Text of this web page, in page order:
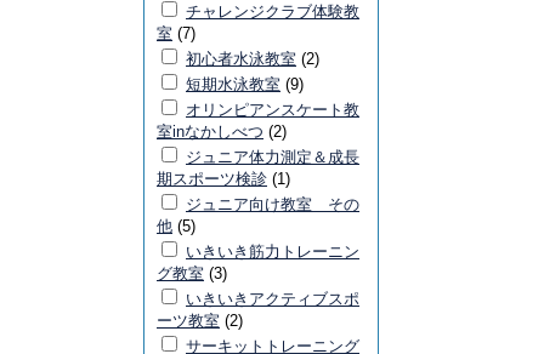
チャレンジクラブ体験教
室 (7)
初心者水泳教室 (2)
短期水泳教室 (9)
オリンピアンスケート教
室inなかしべつ (2)
ジュニア体力測定＆成長
期スポーツ検診 (1)
ジュニア向け教室 その
他 (5)
いきいき筋力トレーニン
グ教室 (3)
いきいきアクティブスポ
ーツ教室 (2)
サーキットトレーニング